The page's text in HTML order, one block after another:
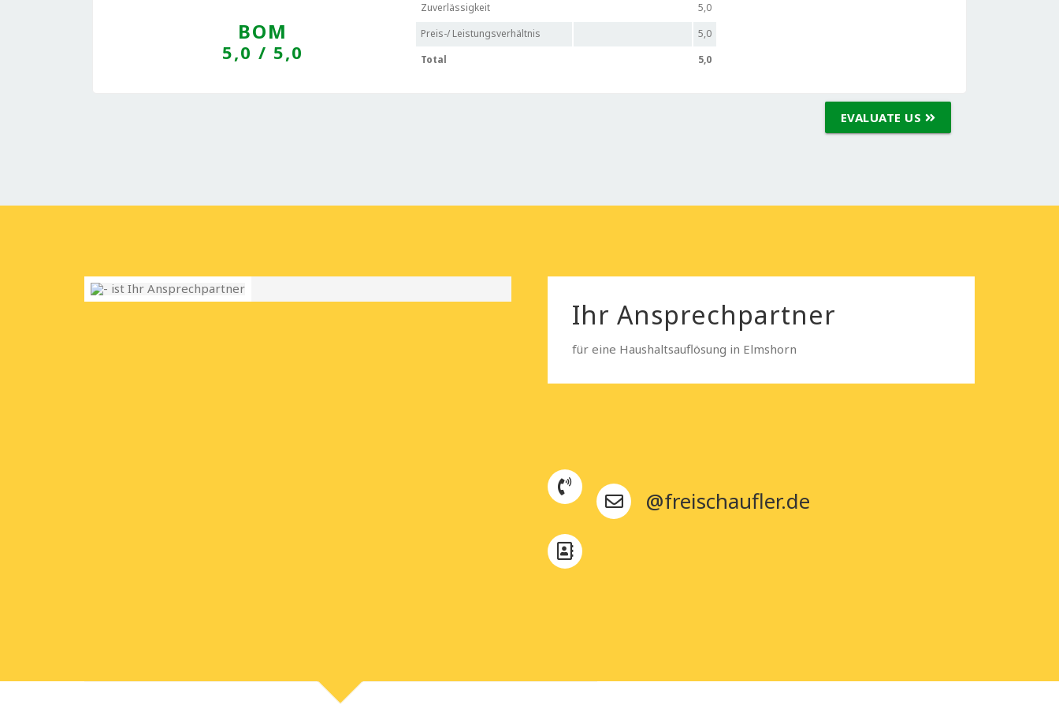
BOM
5,0 / 5,0
Zuverlässigkeit
5,0
Preis-/ Leistungsverhältnis
5,0
Total
5,0
EVALUATE US
Ihr Ansprechpartner
für eine Haushaltsauflösung in Elmshorn
@freischaufler.de